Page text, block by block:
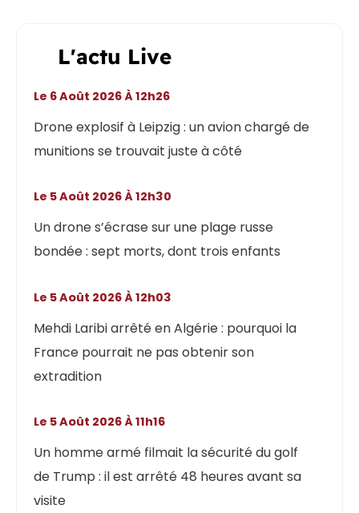
L'actu Live
Drone explosif à Leipzig : un avion chargé de
munitions se trouvait juste à côté
Le 6 Août 2026 À 12h26
Un drone s’écrase sur une plage russe
bondée : sept morts, dont trois enfants
Le 5 Août 2026 À 12h30
Mehdi Laribi arrêté en Algérie : pourquoi la
France pourrait ne pas obtenir son
extradition
Le 5 Août 2026 À 12h03
Un homme armé filmait la sécurité du golf
de Trump : il est arrêté 48 heures avant sa
visite
Le 5 Août 2026 À 11h16